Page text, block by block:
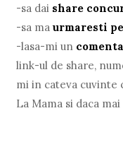
-sa dai share
-sa maurmaresti
-lasa-mi un
link-ul de share,
mi in cateva cuvinte
La Mama si daca